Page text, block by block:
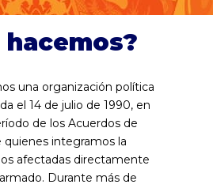
hacemos?
una organización política
el 14 de julio de 1990, en
de los Acuerdos de
quienes integramos la
afectadas directamente
Durante más de